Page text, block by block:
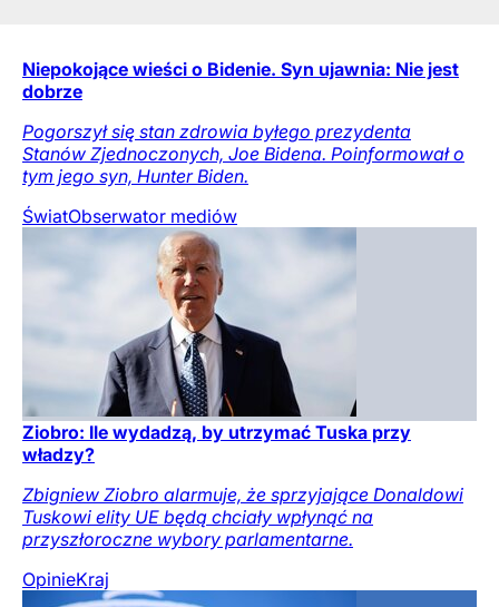
Niepokojące wieści o Bidenie. Syn ujawnia: Nie jest
dobrze
Pogorszył się stan zdrowia byłego prezydenta
Stanów Zjednoczonych, Joe Bidena. Poinformował o
tym jego syn, Hunter Biden.
ŚwiatObserwator mediów
Ziobro: Ile wydadzą, by utrzymać Tuska przy
władzy?
Zbigniew Ziobro alarmuje, że sprzyjające Donaldowi
Tuskowi elity UE będą chciały wpłynąć na
przyszłoroczne wybory parlamentarne.
OpinieKraj